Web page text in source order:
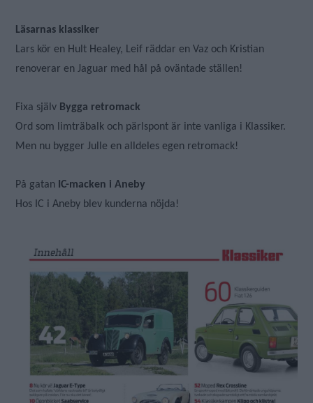
Läsarnas klassiker
Lars kör en Hult Healey, Leif räddar en Vaz och Kristian
renoverar en Jaguar med hål på oväntade ställen!
Fixa själv Bygga retromack
Ord som limträbalk och pärlspont är inte vanliga i Klassiker.
Men nu bygger Julle en alldeles egen retromack!
På gatan IC-macken i Aneby
Hos IC i Aneby blev kunderna nöjda!